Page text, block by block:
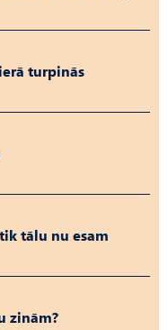
turpinās
tālu nu esam
zinām?